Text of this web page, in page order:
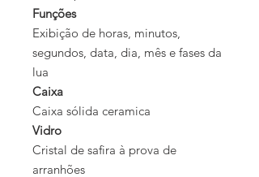
Funções
Exibição de horas, minutos,
segundos, data, dia, mês e fases da
lua
Caixa
Caixa sólida ceramica
Vidro
Cristal de safira à prova de
arranhões